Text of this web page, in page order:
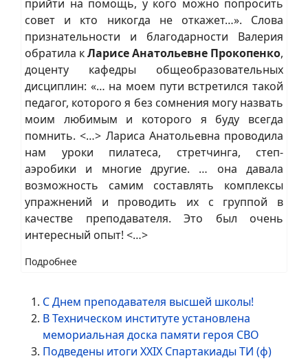
прийти на помощь, у кого можно попросить
совет и кто никогда не откажет…». Слова
признательности и благодарности Валерия
обратила кЛарисе Анатольевне Прокопенко,
доценту кафедры общеобразовательных
дисциплин: «… на моем пути встретился такой
педагог, которого я без сомнения могу назвать
моим любимым и которого я буду всегда
помнить. <…> Лариса Анатольевна проводила
нам уроки пилатеса, стретчинга, степ-
аэробики и многие другие. … она давала
возможность самим составлять комплексы
упражнений и проводить их с группой в
качестве преподавателя. Это был очень
интересный опыт! <…>
Подробнее
С Днем преподавателя высшей школы!
В Техническом институте установлена
мемориальная доска памяти героя СВО
Подведены итоги XXIХ Спартакиады ТИ (ф)